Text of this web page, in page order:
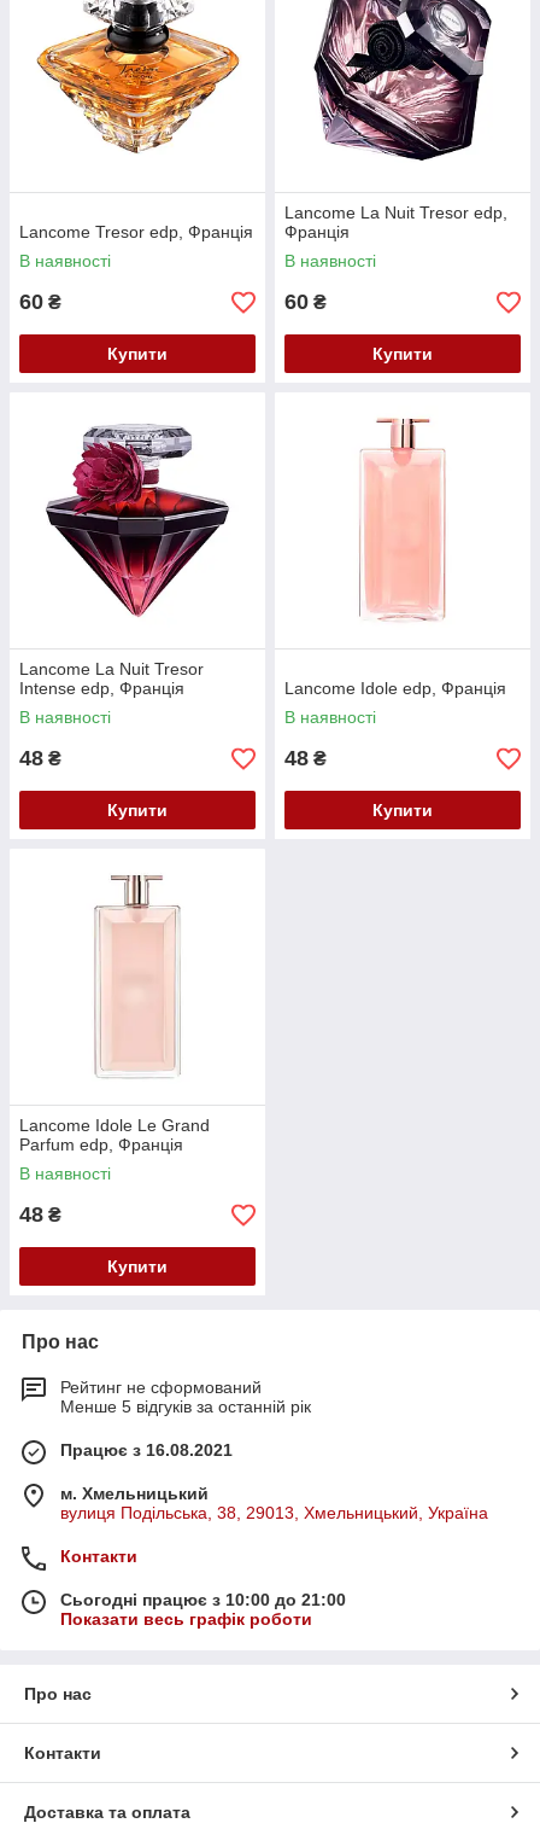
Lancome Tresor edp, Франція
В наявності
60 ₴
Купити
Lancome La Nuit Tresor edp,
Франція
В наявності
60 ₴
Купити
Lancome La Nuit Tresor
Intense edp, Франція
В наявності
48 ₴
Купити
Lancome Idole edp, Франція
В наявності
48 ₴
Купити
Lancome Idole Le Grand
Parfum edp, Франція
В наявності
48 ₴
Купити
Про нас
Рейтинг не сформований
Менше 5 відгуків за останній рік
Працює з 16.08.2021
м. Хмельницький
вулиця Подільська, 38, 29013, Хмельницький, Україна
Контакти
Сьогодні працює з 10:00 до 21:00
Показати весь графік роботи
Про нас
Контакти
Доставка та оплата